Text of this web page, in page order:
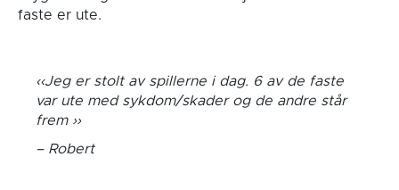
faste er ute.
Jeg er stolt av spillerne i dag. 6 av de faste
var ute med sykdom/skader og de andre står
frem
Robert